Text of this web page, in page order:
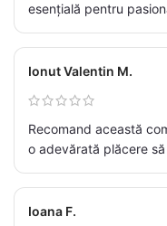
esențială pentru
Ionut Valentin M.
Recomand această
o adevărată plăcere
Ioana F.